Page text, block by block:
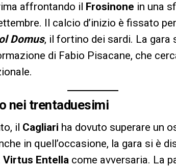
affrontando il
Frosinone in una
Il calcio d’inizio è fissato
Domus, il fortino dei sardi. La gara
di Fabio Pisacane, che
nei trentaduesimi
il Cagliari ha dovuto superare un
in quell’occasione, la gara si è
Virtus Entella come avversaria. La